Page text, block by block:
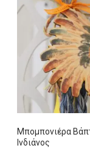
Μπομπονιέρα
Ινδιάνος